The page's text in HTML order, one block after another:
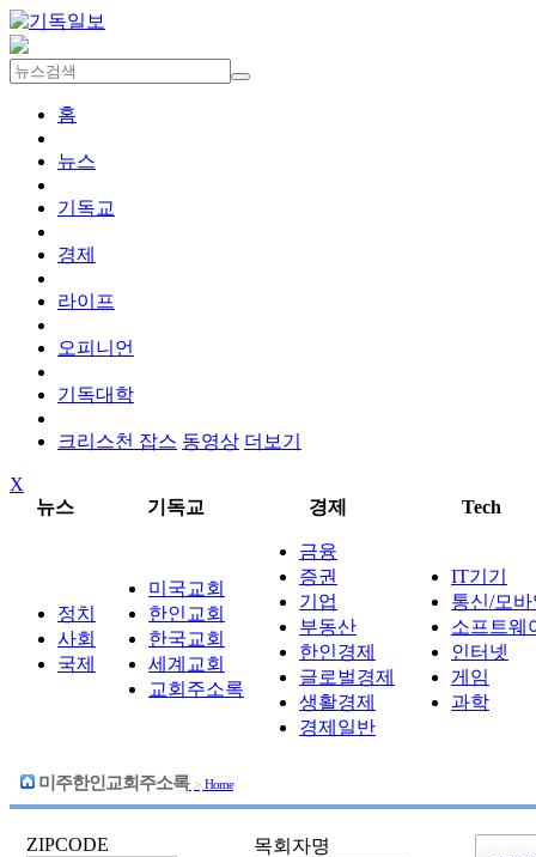
홈
뉴스
기독교
경제
라이프
오피니언
기독대학
크리스천 잡스 동영상 더보기
X
뉴스
기독교 경제 Tech
정치
사회
국제
미국교회
한인교회
한국교회
세계교회
교회주소록
금융
증권
기업
부동산
한인경제
글로벌경제
생활경제
경제일반
IT기기
통신/모
소프트웨
인터넷
게임
과학
미주한인교회주소록 > Home
ZIPCODE 목회자명